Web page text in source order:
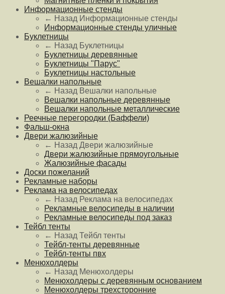
Информационные стенды
← Назад Информационные стенды
Информационные стенды уличные
Буклетницы
← Назад Буклетницы
Буклетницы деревянные
Буклетницы "Парус"
Буклетницы настольные
Вешалки напольные
← Назад Вешалки напольные
Вешалки напольные деревянные
Вешалки напольные металлические
Реечные перегородки (Баффели)
Фальш-окна
Двери жалюзийные
← Назад Двери жалюзийные
Двери жалюзийные прямоугольные
Жалюзийные фасады
Доски пожеланий
Рекламные наборы
Реклама на велосипедах
← Назад Реклама на велосипедах
Рекламные велосипеды в наличии
Рекламные велосипеды под заказ
Тейбл тенты
← Назад Тейбл тенты
Тейбл-тенты деревянные
Тейбл-тенты пвх
Менюхолдеры
← Назад Менюхолдеры
Менюхолдеры с деревянным основанием
Менюхолдеры трехсторонние